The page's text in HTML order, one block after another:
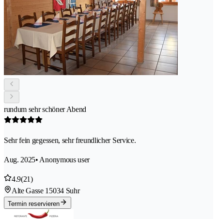
rundum sehr schöner Abend
Sehr fein gegessen, sehr freundlicher Service.
Aug. 2025• Anonymous user
4.9(21)
Alte Gasse 1 5034 Suhr
Termin reservieren